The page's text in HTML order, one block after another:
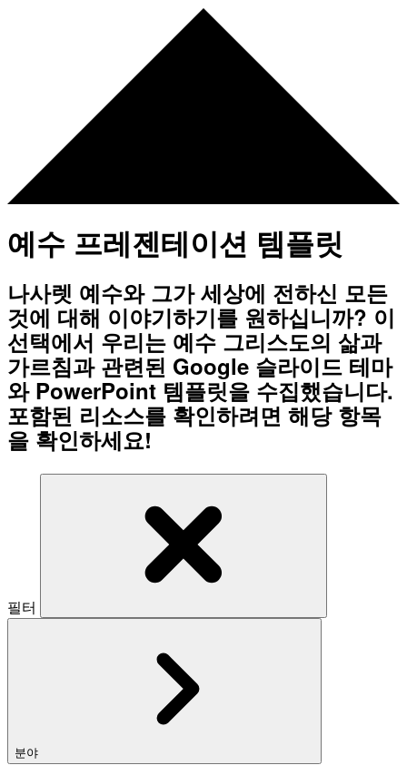
예수 프레젠테이션 템플릿
나사렛 예수와 그가 세상에 전하신 모든
것에 대해 이야기하기를 원하십니까? 이
선택에서 우리는 예수 그리스도의 삶과
가르침과 관련된 Google 슬라이드 테마
와 PowerPoint 템플릿을 수집했습니다.
포함된 리소스를 확인하려면 해당 항목
을 확인하세요!
필터
분야